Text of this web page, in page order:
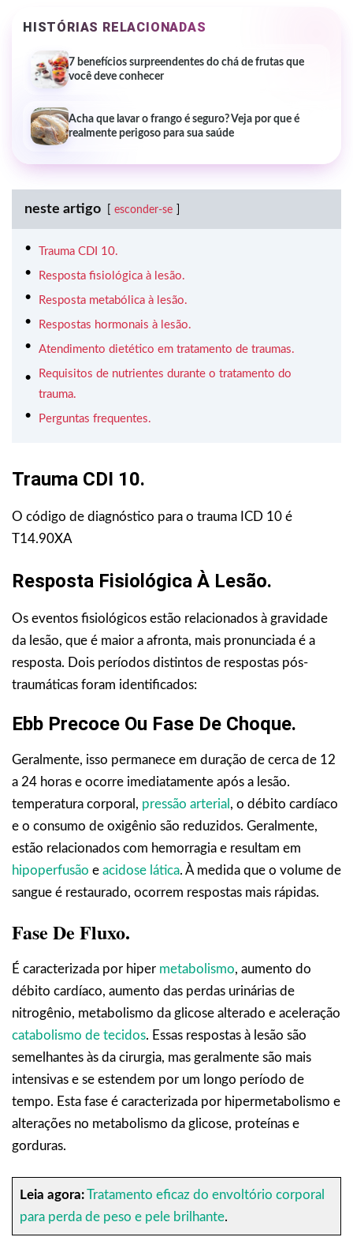
HISTÓRIAS RELACIONADAS
7 benefícios surpreendentes do chá de frutas que
você deve conhecer
Acha que lavar o frango é seguro? Veja por que é
realmente perigoso para sua saúde
neste artigo esconder-se
Trauma CDI 10.
Resposta fisiológica à lesão.
Resposta metabólica à lesão.
Respostas hormonais à lesão.
Atendimento dietético em tratamento de traumas.
Requisitos de nutrientes durante o tratamento do
trauma.
Perguntas frequentes.
Trauma CDI 10.
O código de diagnóstico para o trauma ICD 10 é
T14.90XA
Resposta Fisiológica À Lesão.
Os eventos fisiológicos estão relacionados à gravidade
da lesão, que é maior a afronta, mais pronunciada é a
resposta. Dois períodos distintos de respostas pós-
traumáticas foram identificados:
Ebb Precoce Ou Fase De Choque.
Geralmente, isso permanece em duração de cerca de 12
a 24 horas e ocorre imediatamente após a lesão.
temperatura corporal, pressão arterial , o débito cardíaco
e o consumo de oxigênio são reduzidos. Geralmente,
estão relacionados com hemorragia e resultam em
hipoperfusão e acidose lática. À medida que o volume de
sangue é restaurado, ocorrem respostas mais rápidas.
Fase De Fluxo.
É caracterizada por hiper metabolismo, aumento do
débito cardíaco, aumento das perdas urinárias de
nitrogênio, metabolismo da glicose alterado e aceleração
catabolismo de tecidos. Essas respostas à lesão são
semelhantes às da cirurgia, mas geralmente são mais
intensivas e se estendem por um longo período de
tempo. Esta fase é caracterizada por hipermetabolismo e
alterações no metabolismo da glicose, proteínas e
gorduras.
Leia agora:Tratamento eficaz do envoltório corporal
para perda de peso e pele brilhante.